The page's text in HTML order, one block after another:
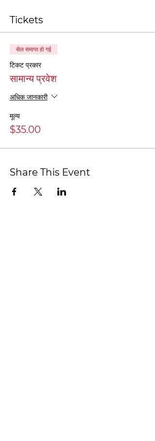
Tickets
सेल समाप्त हो गई
टिकट प्रकार
सामान्य प्रवेश
अधिक जानकारी
मूल्य
$35.00
Share This Event